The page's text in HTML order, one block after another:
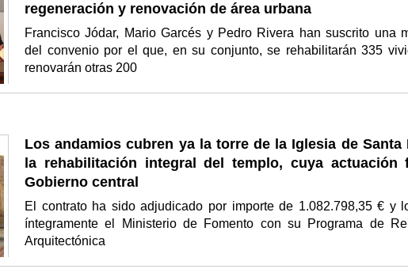
regeneración y renovación de área urbana
Francisco Jódar, Mario Garcés y Pedro Rivera han suscrito una
del convenio por el que, en su conjunto, se rehabilitarán 335
renovarán otras 200
Los andamios cubren ya la torre de la Iglesia de Santa
la rehabilitación integral del templo, cuya actuación
Gobierno central
El contrato ha sido adjudicado por importe de 1.082.798,35 € y
íntegramente el Ministerio de Fomento con su Programa de
Arquitectónica